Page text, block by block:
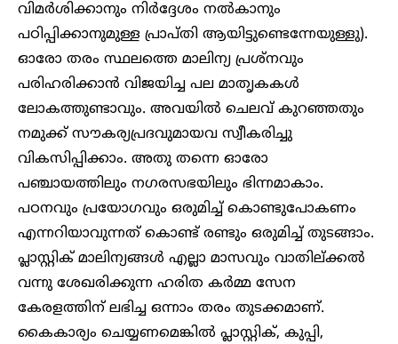
വിമർശിക്കാനും നിർദ്ദേശം നൽകാനും
പഠിപ്പിക്കാനുമുള്ള പ്രാപ്തി ആയിട്ടുണ്ടെന്നേയുള്ളു).
ഓരോ തരം സ്ഥലത്തെ മാലിന്യ പ്രശ്നവും
പരിഹരിക്കാൻ വിജയിച്ച പല മാതൃകകൾ
ലോകത്തുണ്ടാവും. അവയിൽ ചെലവ് കുറഞ്ഞതും
നമുക്ക് സൗകര്യപ്രദവുമായവ സ്വീകരിച്ചു
വികസിപ്പിക്കാം. അതു തന്നെ ഓരോ
പഞ്ചായത്തിലും നഗരസഭയിലും ഭിന്നമാകാം.
പഠനവും പ്രയോഗവും ഒരുമിച്ച് കൊണ്ടുപോകണം
എന്നറിയാവുന്നത് കൊണ്ട് രണ്ടും ഒരുമിച്ച് തുടങ്ങാം.
പ്ലാസ്റ്റിക് മാലിന്യങ്ങൾ എല്ലാ മാസവും വാതില്ക്കൽ
വന്നു ശേഖരിക്കുന്ന ഹരിത കർമ്മ സേന
കേരളത്തിന് ലഭിച്ച ഒന്നാം തരം തുടക്കമാണ്.
കൈകാര്യം ചെയ്യണമെങ്കിൽ പ്ലാസ്റ്റിക്, കുപ്പി,